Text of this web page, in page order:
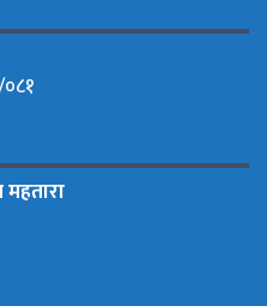
महतारा